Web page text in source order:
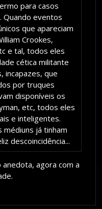
para casos
Quando eventos
que apareciam
Crookes,
e tal, todos eles
cética militante
incapazes, que
por truques
disponíveis os
etc, todos eles
e inteligentes.
médiuns já tinham
descoincidência...
agora com a